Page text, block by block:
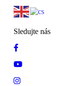
Sledujte nás